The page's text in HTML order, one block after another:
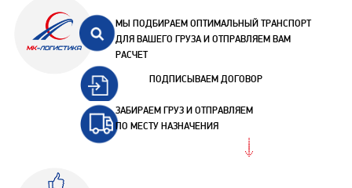
МЫ ПОДБИРАЕМ ОПТИМАЛЬНЫЙ ТРАНСПОРТ
ДЛЯ ВАШЕГО ГРУЗА И ОТПРАВЛЯЕМ ВАМ
РАСЧЕТ
ПОДПИСЫВАЕМ ДОГОВОР
ЗАБИРАЕМ ГРУЗ И ОТПРАВЛЯЕМ
ПО МЕСТУ НАЗНАЧЕНИЯ